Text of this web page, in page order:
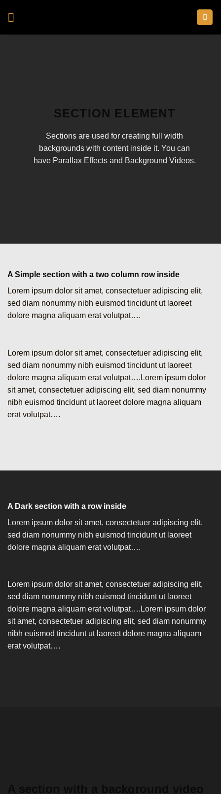
SECTION ELEMENT
Sections are used for creating full width
backgrounds with content inside it. You can
have Parallax Effects and Background Videos.
A Simple section with a two column row inside
Lorem ipsum dolor sit amet, consectetuer adipiscing elit,
sed diam nonummy nibh euismod tincidunt ut laoreet
dolore magna aliquam erat volutpat….
Lorem ipsum dolor sit amet, consectetuer adipiscing elit,
sed diam nonummy nibh euismod tincidunt ut laoreet
dolore magna aliquam erat volutpat….Lorem ipsum dolor
sit amet, consectetuer adipiscing elit, sed diam nonummy
nibh euismod tincidunt ut laoreet dolore magna aliquam
erat volutpat….
A Dark section with a row inside
Lorem ipsum dolor sit amet, consectetuer adipiscing elit,
sed diam nonummy nibh euismod tincidunt ut laoreet
dolore magna aliquam erat volutpat….
Lorem ipsum dolor sit amet, consectetuer adipiscing elit,
sed diam nonummy nibh euismod tincidunt ut laoreet
dolore magna aliquam erat volutpat….Lorem ipsum dolor
sit amet, consectetuer adipiscing elit, sed diam nonummy
nibh euismod tincidunt ut laoreet dolore magna aliquam
erat volutpat….